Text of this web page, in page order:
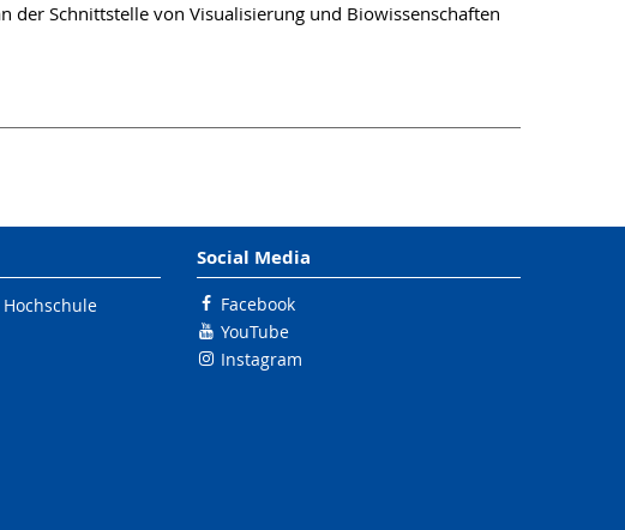
der Schnittstelle von Visualisierung und Biowissenschaften
Social Media
Facebook
YouTube
Instagram